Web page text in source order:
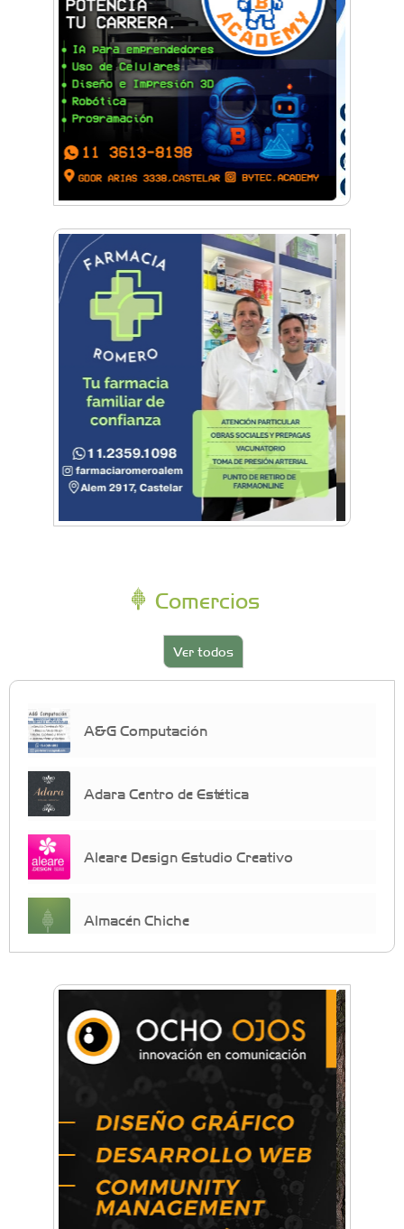
Comercios
Ver todos
A&G Computación
Adara Centro de Estética
Aleare Design Estudio Creativo
Almacén Chiche
crecimiento personal
Arq. Horacio Alejandro Sánchez
Artística ApasionArte